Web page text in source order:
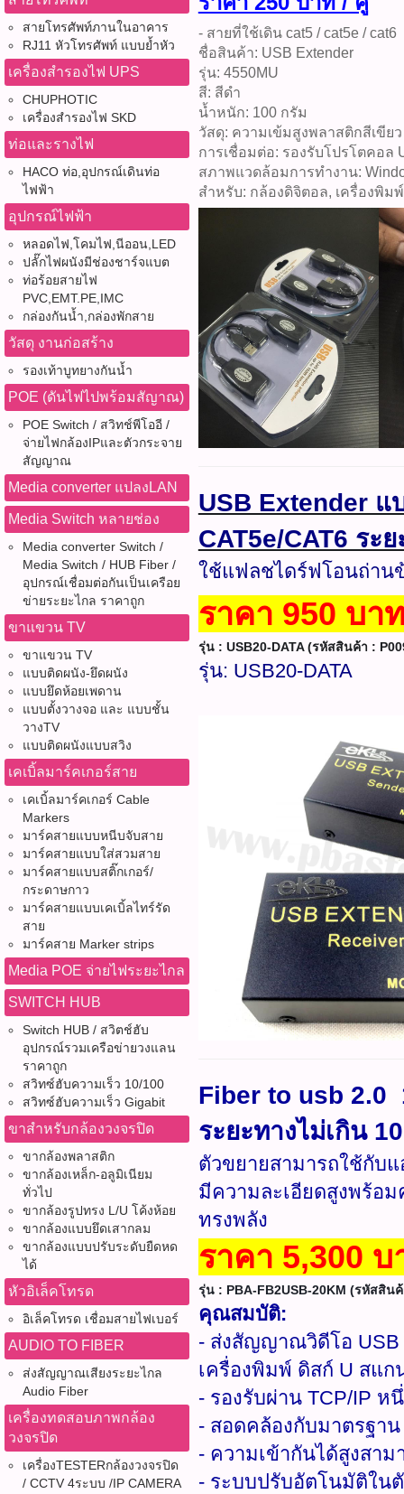
สายโทรศัพท์ภานในอาคาร
RJ11 หัวโทรศัพท์ แบบย้ำหัว
เครื่องสำรองไฟ UPS
CHUPHOTIC
เครื่องสำรองไฟ SKD
ท่อและรางไฟ
HACO ท่อ,อุปกรณ์เดินท่อ
ไฟฟ้า
อุปกรณ์ไฟฟ้า
หลอดไฟ,โคมไฟ,นีออน,LED
ปลั๊กไฟผนังมีช่องชาร์จแบต
ท่อร้อยสายไฟ
PVC,EMT.PE,IMC
กล่องกันน้ำ,กล่องพักสาย
วัสดุ งานก่อสร้าง
รองเท้าบูทยางกันน้ำ
POE (ดันไฟไปพร้อมสัญาณ)
POE Switch / สวิทช์พีโออี /
จ่ายไฟกล้องIPและตัวกระจาย
สัญญาณ
Media converter แปลงLAN
Media Switch หลายช่อง
Media converter Switch /
Media Switch / HUB Fiber /
อุปกรณ์เชื่อมต่อกันเป็นเครือย
ข่ายระยะไกล ราคาถูก
ขาแขวน TV
ขาแขวน TV
แบบติดผนัง-ยึดผนัง
แบบยึดห้อยเพดาน
แบบตั้งวางจอ และ แบบชั้น
วางTV
แบบติดผนังแบบสวิง
เคเบิ้ลมาร์คเกอร์สาย
เคเบิ้ลมาร์คเกอร์ Cable
Markers
มาร์คสายแบบหนีบจับสาย
มาร์คสายแบบใส่สวมสาย
มาร์คสายแบบสติ๊กเกอร์/
กระดาษกาว
มาร์คสายแบบเคเบิ้ลไทร์รัด
สาย
มาร์คสาย Marker strips
Media POE จ่ายไฟระยะไกล
SWITCH HUB
Switch HUB / สวิตช์ฮับ
อุปกรณ์รวมเครือข่ายวงแลน
ราคาถูก
สวิทซ์ฮับความเร็ว 10/100
สวิทซ์ฮับความเร็ว Gigabit
ขาสำหรับกล้องวงจรปิด
ขากล้องพลาสติก
ขากล้องเหล็ก-อลูมิเนียม
ทั่วไป
ขากล้องรูปทรง L/U โค้งห้อย
ขากล้องแบบยึดเสากลม
ขากล้องแบบปรับระดับยืดหด
ได้
หัวอิเล็คโทรด
อิเล็คโทรด เชื่อมสายไฟเบอร์
AUDIO TO FIBER
ส่งสัญญาณเสียงระยะไกล
Audio Fiber
เครื่องทดสอบภาพกล้อง
วงจรปิด
เครื่องTESTERกล้องวงจรปิด
/ CCTV 4ระบบ /IP CAMERA
- สายที่ใช้เดิน cat5 / cat5e / cat6
ชื่อสินค้า: USB Extender
รุ่น: 4550MU
สี: สีดำ
น้ำหนัก: 100 กรัม
วัสดุ: ความเข้มสูงพลาสติกสีเขียว
การเชื่อมต่อ: รองรับโปรโตคอล
สภาพแวดล้อมการทำงาน:
สำหรับ: กล้องดิจิตอล, เครื่องพิม
USB Extender แ
CAT5e/CAT6 ระ
ใช้แฟลชไดร์ฟโอนถ่าน
ราคา 950 บา
รุ่น : USB20-DATA (รหัสสินค้า :
รุ่น: USB20-DATA
Fiber to usb
ระยะทางไม่เกิน
ตัวขยายสามารถใช้กับ
มีความละเอียดสูงพร้อ
ทรงพลัง
ราคา 5,300
รุ่น : PBA-FB2USB-20KM (รหัสสิน
คุณสมบัติ:
- ส่งสัญญาณวิดีโอ USB
เครื่องพิมพ์ ดิสก์ U สแ
- รองรับผ่าน TCP/IP ห
- สอดคล้องกับมาตรฐา
- ความเข้ากันได้สูงสา
- ระบบปรับอัตโนมัติใน